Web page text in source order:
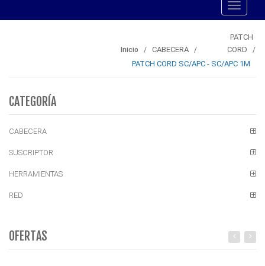
Toggle
Inicio CABECERA
PATCH
CORD
PATCH CORD SC/APC - SC/APC 1M
CATEGORÍA
CABECERA
SUSCRIPTOR
HERRAMIENTAS
RED
OFERTAS